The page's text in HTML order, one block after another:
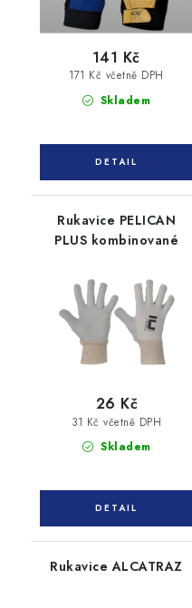
Skladem
171 Kč včetně DPH
141 Kč
Rukavice PELICAN
PLUS kombinované
Skladem
31 Kč včetně DPH
26 Kč
Rukavice ALCATRAZ